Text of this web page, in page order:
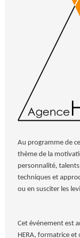
Au programme de
thème de la
personnalité,
techniques et
ou en susciter les
Cet événement est
HERA, formatrice et